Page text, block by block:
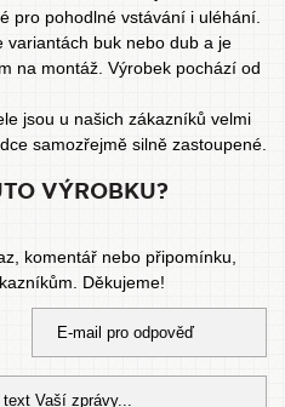
pro pohodlné vstávání i uléhání.
variantách buk nebo dub a je
na montáž. Výrobek pochází od
jsou u našich zákazníků velmi
samozřejmě silně zastoupené.
VÝROBKU?
komentář nebo připomínku,
Děkujeme!